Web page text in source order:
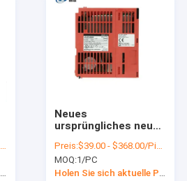
Holen Sie sich aktuelle Preis
Neues
ursprüngliches neues
Mitsubishi Q61P
Mitsubishi
Preis:$39.00 - $368.00/Pieces
MOQ:1/PC
Holen Sie sich aktuelle Preis